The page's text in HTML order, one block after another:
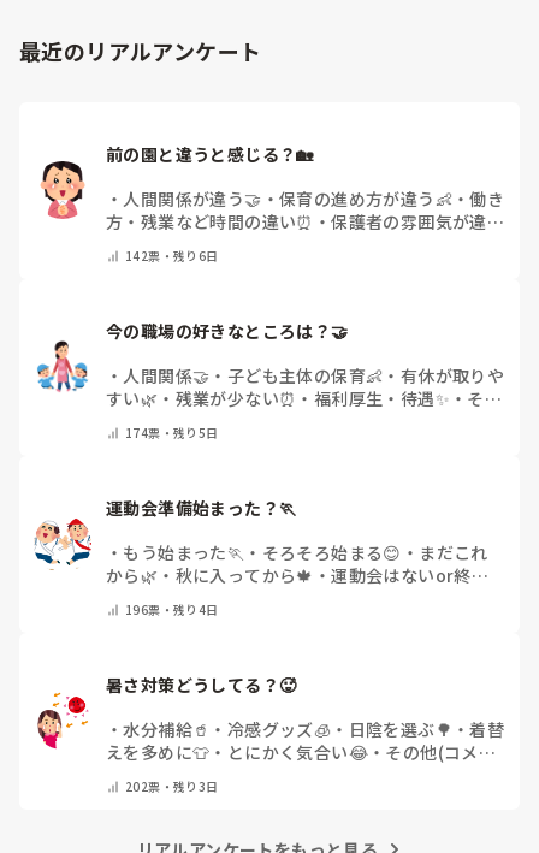
最近のリアルアンケート
前の園と違うと感じる？🏡
・ 人間関係が違う🤝 ・ 保育の進め方が違う👶 ・働き
方・残業など時間の違い⏰ ・保護者の雰囲気が違う
で教えてください)
142票・残り6日
・ 人間関係🤝 ・ 子ども主体の保育👶 ・ 有休が取りや
すい🌿 ・ 残業が少ない⏰ ・ 福利厚生・待遇✨ ・ その
174票・残り5日
運動会準備始まった？🏃
・ もう始まった🏃 ・ そろそろ始まる😊 ・ まだこれ
から🌿 ・ 秋に入ってから🍁 ・運動会はないor終わ
196票・残り4日
暑さ対策どうしてる？🥵
・水分補給🥤 ・ 冷感グッズ🧊 ・ 日陰を選ぶ🌳 ・着替
えを多めに👕 ・ とにかく気合い😂・ その他(コメン
202票・残り3日